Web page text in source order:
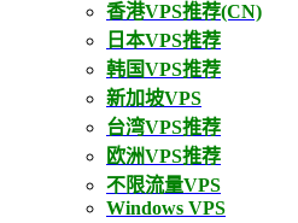
香港VPS推荐(CN)
日本VPS推荐
韩国VPS推荐
新加坡VPS
台湾VPS推荐
欧洲VPS推荐
不限流量VPS
Windows VPS